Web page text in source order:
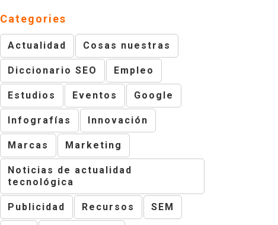
Categories
Actualidad Cosas nuestras
Diccionario SEO Empleo
Estudios Eventos Google
Infografías Innovación
Marcas Marketing
Noticias de actualidad
tecnológica
Publicidad Recursos SEM